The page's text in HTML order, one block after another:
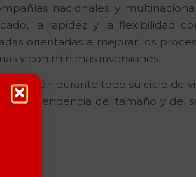
nacionales y
la rapidez y la flexibilidad
orientadas a mejorar los
y con mínimas inversiones.
durante todo su ciclo de
independencia del tamaño y del